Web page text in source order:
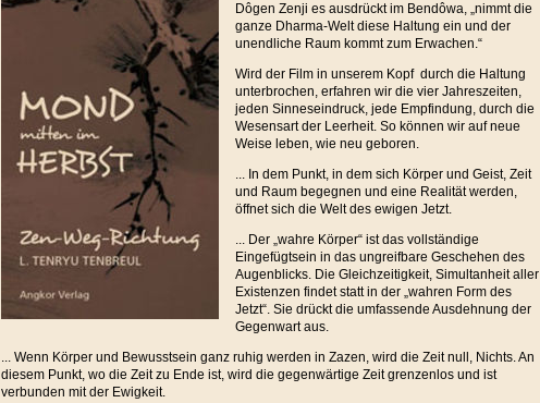
Dôgen Zenji es ausdrückt im Bendôwa, „nimmt die
ganze Dharma-Welt diese Haltung ein und der
unendliche Raum kommt zum Erwachen.“
Wird der Film in unserem Kopf durch die Haltung
unterbrochen, erfahren wir die vier Jahreszeiten,
jeden Sinneseindruck, jede Empfindung, durch die
Wesensart der Leerheit. So können wir auf neue
Weise leben, wie neu geboren.
... In dem Punkt, in dem sich Körper und Geist, Zeit
und Raum begegnen und eine Realität werden,
öffnet sich die Welt des ewigen Jetzt.
... Der „wahre Körper“ ist das vollständige
Eingefügtsein in das ungreifbare Geschehen des
Augenblicks. Die Gleichzeitigkeit, Simultanheit aller
Existenzen findet statt in der „wahren Form des
Jetzt“. Sie drückt die umfassende Ausdehnung der
Gegenwart aus.
... Wenn Körper und Bewusstsein ganz ruhig werden in Zazen, wird die Zeit null, Nichts. An
diesem Punkt, wo die Zeit zu Ende ist, wird die gegenwärtige Zeit grenzenlos und ist
verbunden mit der Ewigkeit.